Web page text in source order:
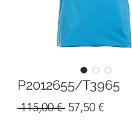
P2012655/T3965
115,00 € Prezzo
57,50 €Prezzo